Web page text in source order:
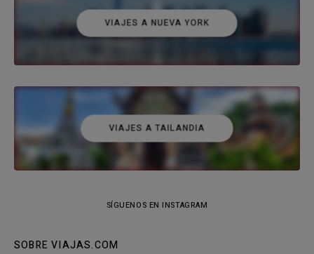
VIAJES A NUEVA YORK
VIAJES A TAILANDIA
SÍGUENOS EN INSTAGRAM
SOBRE VIAJAS.COM